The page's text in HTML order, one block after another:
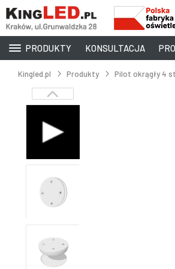
PRODUKTY KONSULTACJA
Kingled.pl Produkty Pilot okrągły 4